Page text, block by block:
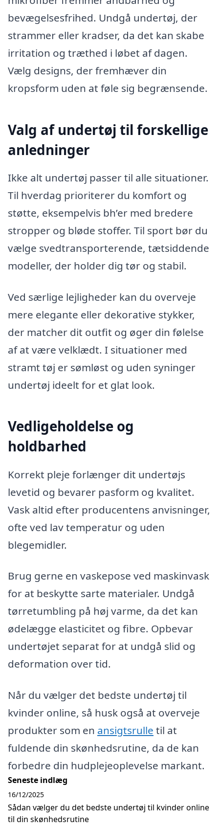
bevægelsesfrihed. Undgå undertøj, der
strammer eller kradser, da det kan skabe
irritation og træthed i løbet af dagen.
Vælg designs, der fremhæver din
kropsform uden at føle sig begrænsende.
Valg af undertøj til forskellige
anledninger
Ikke alt undertøj passer til alle situationer.
Til hverdag prioriterer du komfort og
støtte, eksempelvis bh’er med bredere
stropper og bløde stoffer. Til sport bør du
vælge svedtransporterende, tætsiddende
modeller, der holder dig tør og stabil.
Ved særlige lejligheder kan du overveje
mere elegante eller dekorative stykker,
der matcher dit outfit og øger din følelse
af at være velklædt. I situationer med
stramt tøj er sømløst og uden syninger
undertøj ideelt for et glat look.
Vedligeholdelse og
holdbarhed
Korrekt pleje forlænger dit undertøjs
levetid og bevarer pasform og kvalitet.
Vask altid efter producentens anvisninger,
ofte ved lav temperatur og uden
blegemidler.
Brug gerne en vaskepose ved maskinvask
for at beskytte sarte materialer. Undgå
tørretumbling på høj varme, da det kan
ødelægge elasticitet og fibre. Opbevar
undertøjet separat for at undgå slid og
deformation over tid.
Når du vælger det bedste undertøj til
kvinder online, så husk også at overveje
produkter som en ansigtsrulle til at
fuldende din skønhedsrutine, da de kan
forbedre din hudplejeoplevelse markant.
Seneste indlæg
Sådan vælger du det bedste undertøj til kvinder online
til din skønhedsrutine
16/12/2025